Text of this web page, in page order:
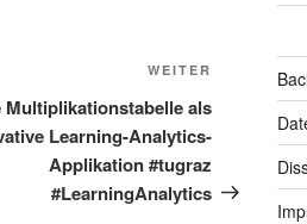
Nächster
Beitrag
WEITER
Multiplikationstabelle als
Learning-Analytics-
Applikation #tugraz
#LearningAnalytics